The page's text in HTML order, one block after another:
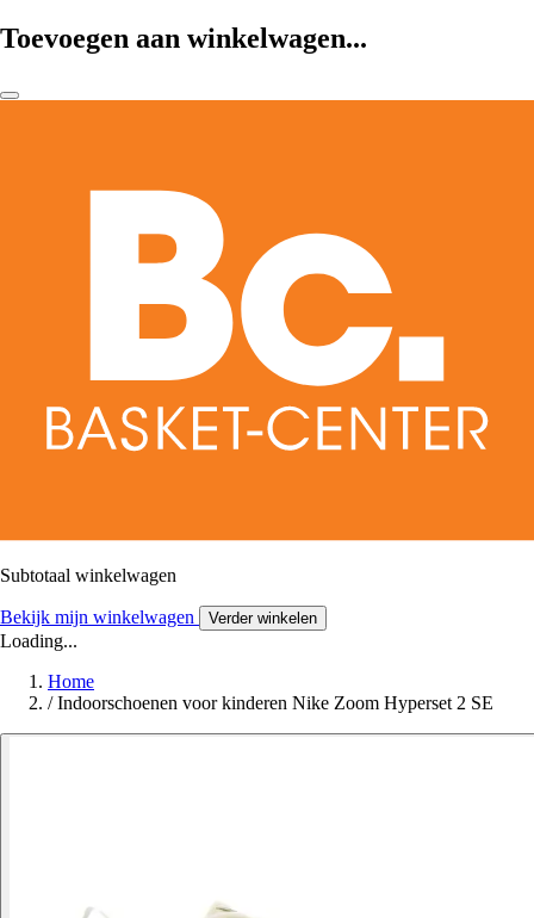
Toevoegen aan winkelwagen...
Subtotaal winkelwagen
Bekijk mijn winkelwagen Verder winkelen
Loading...
Home
/ Indoorschoenen voor kinderen Nike Zoom Hyperset 2 SE